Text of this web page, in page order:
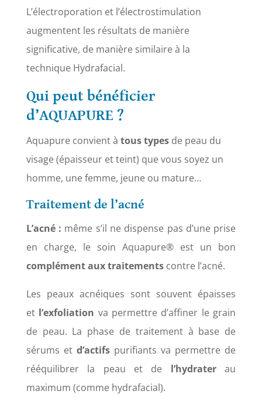
L’électroporation et l’électrostimulation
augmentent les résultats de manière
significative, de manière similaire à la
technique Hydrafacial.
Qui peut bénéficier
d’AQUAPURE ?
Aquapure convient à toustypesde peau du
visage (épaisseur et teint) que vous soyez un
homme, une femme, jeune ou mature…
Traitement de l’acné
L’acné : même s’il ne dispense pas d’une prise
en charge, le soin Aquapure® est un bon
complément aux traitementscontre l’acné.
Les peaux acnéiques sont souvent épaisses
et l’exfoliation va permettre d’affiner le grain
de peau. La phase de traitement à base de
sérums et d’actifspurifiants va permettre de
rééquilibrer la peau et de l’hydraterau
maximum (comme hydrafacial).